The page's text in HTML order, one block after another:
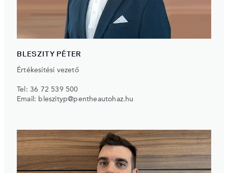
BLESZITY PÉTER
Értékesítési vezető
Tel: 36 72 539 500
Email: bleszityp@pentheautohaz.hu